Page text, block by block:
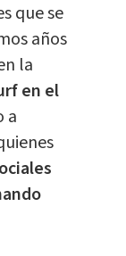
que se
años
la
en el
a